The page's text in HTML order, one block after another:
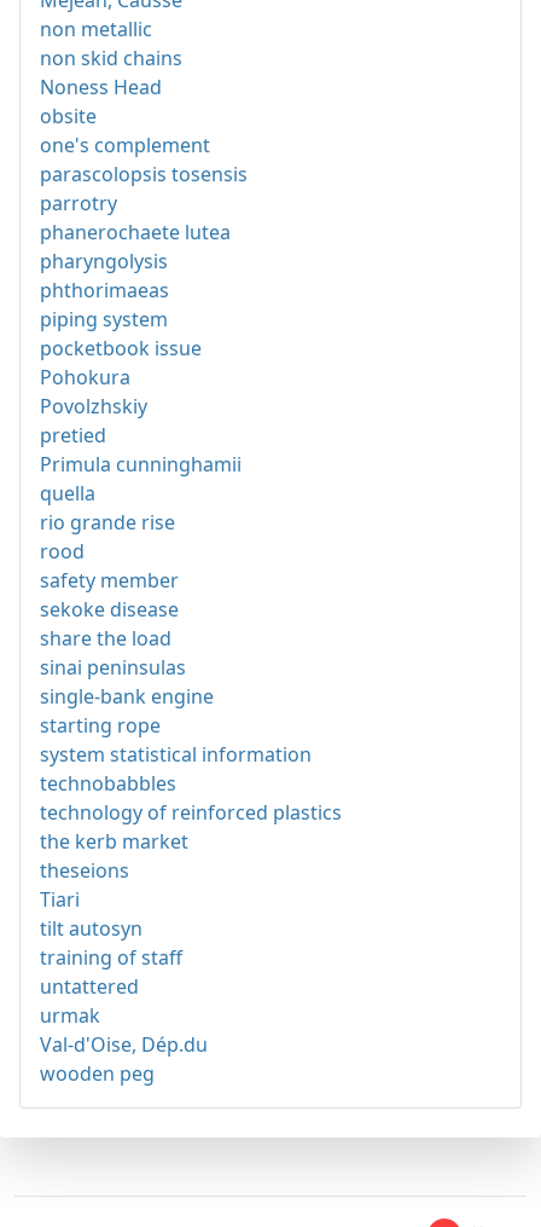
non metallic
non skid chains
Noness Head
obsite
one's complement
parascolopsis tosensis
parrotry
phanerochaete lutea
pharyngolysis
phthorimaeas
piping system
pocketbook issue
Pohokura
Povolzhskiy
pretied
Primula cunninghamii
quella
rio grande rise
rood
safety member
sekoke disease
share the load
sinai peninsulas
single-bank engine
starting rope
system statistical information
technobabbles
technology of reinforced plastics
the kerb market
theseions
Tiari
tilt autosyn
training of staff
untattered
urmak
Val-d'Oise, Dép.du
wooden peg